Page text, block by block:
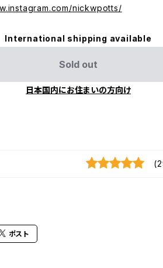
nickwpotts/
International shipping available
Sold out
日本国内にお住まいの方向け
ポスト